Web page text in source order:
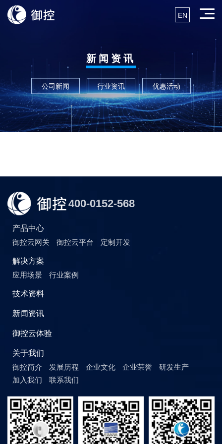
EN
新闻资讯
公司新闻 行业资讯 优惠活动
400-0152-568
产品中心
御控云网关
御控云平台 定制开发
解决方案
应用场景
行业案例
技术资料
新闻资讯
御控云体验
关于我们
御控简介
发展历程 企业文化 企业荣誉
研发生产
加入我们
联系我们